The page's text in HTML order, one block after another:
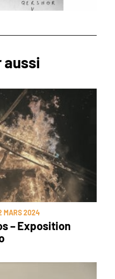
aussi
MARS 2024
– Exposition